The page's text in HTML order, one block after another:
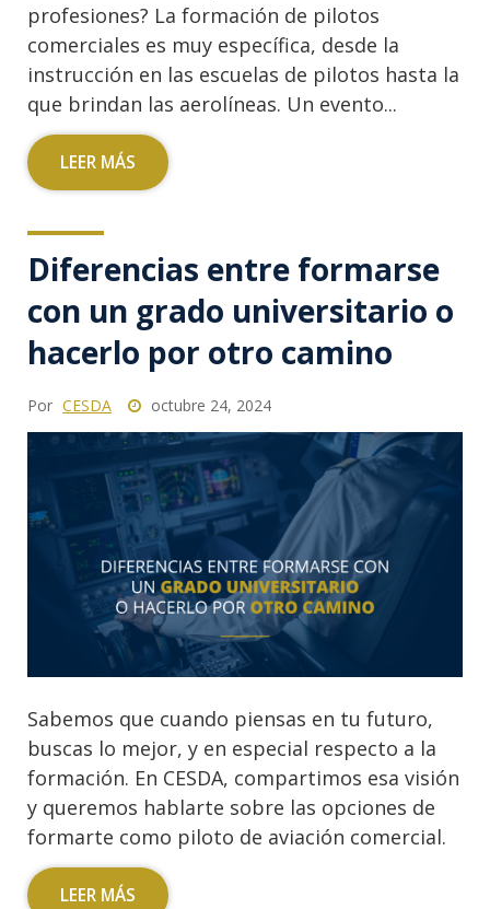
profesiones? La formación de pilotos
comerciales es muy específica, desde la
instrucción en las escuelas de pilotos hasta la
que brindan las aerolíneas. Un evento...
LEER MÁS
Diferencias entre formarse
con un grado universitario o
hacerlo por otro camino
Por CESDA octubre 24, 2024
Sabemos que cuando piensas en tu futuro,
buscas lo mejor, y en especial respecto a la
formación. En CESDA, compartimos esa visión
y queremos hablarte sobre las opciones de
formarte como piloto de aviación comercial.
LEER MÁS